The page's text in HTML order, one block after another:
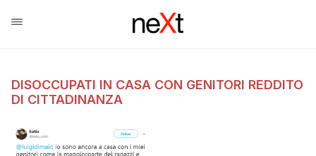
DISOCCUPATI IN CASA CON GENITORI REDDITO
DI CITTADINANZA